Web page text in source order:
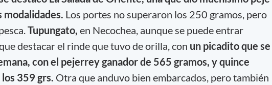
modalidades. Los portes no superaron los 250 gramos, pero
Tupungato, en Necochea, aunque se puede entrar
destacar el rinde que tuvo de orilla, con un picadito que se
con el pejerrey ganador de 565 gramos, y quince
359 grs. Otra que anduvo bien embarcados, pero también